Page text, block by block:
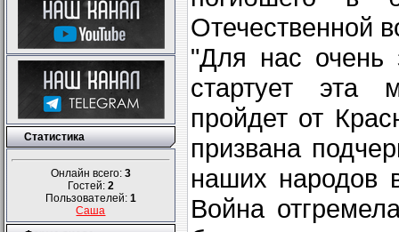
Статистика
Онлайн всего: 3
Гостей: 2
Пользователей: 1
Саша
Отечественной
"Для нас очень
стартует эта
пройдет от
призвана
наших народов
Война